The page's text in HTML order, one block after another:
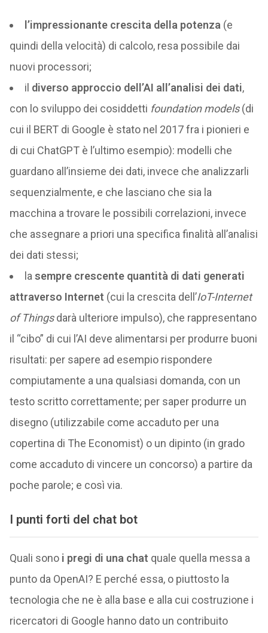
l’impressionante crescita della potenza (e
quindi della velocità) di calcolo, resa possibile dai
nuovi processori;
il diverso approccio dell’AI all’analisi dei dati,
con lo sviluppo dei cosiddetti foundation models(di
cui il BERT di Google è stato nel 2017 fra i pionieri e
di cui ChatGPT è l’ultimo esempio): modelli che
guardano all’insieme dei dati, invece che analizzarli
sequenzialmente, e che lasciano che sia la
macchina a trovare le possibili correlazioni, invece
che assegnare a priori una specifica finalità all’analisi
dei dati stessi;
la sempre crescente quantità di dati generati
attraverso Internet (cui la crescita dell’IoT-Internet
of Thingsdarà ulteriore impulso), che rappresentano
il “cibo” di cui l’AI deve alimentarsi per produrre buoni
risultati: per sapere ad esempio rispondere
compiutamente a una qualsiasi domanda, con un
testo scritto correttamente; per saper produrre un
disegno (utilizzabile come accaduto per una
copertina di The Economist) o un dipinto (in grado
come accaduto di vincere un concorso) a partire da
poche parole; e così via.
I punti forti del chat bot
Quali sono i pregi di una chat quale quella messa a
punto da OpenAI? E perché essa, o piuttosto la
tecnologia che ne è alla base e alla cui costruzione i
ricercatori di Google hanno dato un contribuito